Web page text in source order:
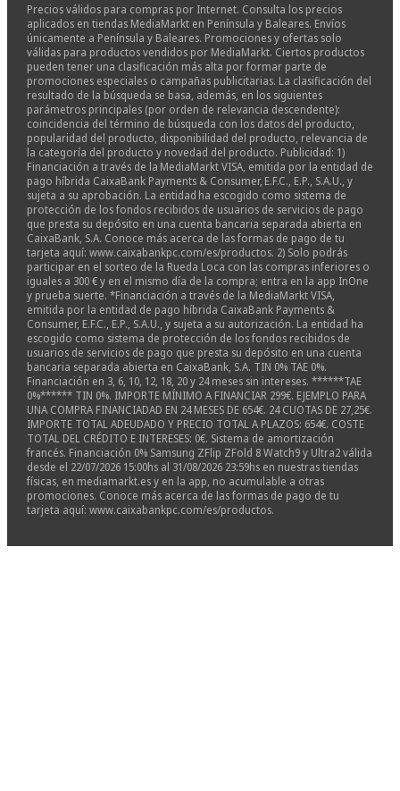
Precios válidos para compras por Internet. Consulta los precios
aplicados en tiendas MediaMarkt en Península y Baleares. Envíos
únicamente a Península y Baleares. Promociones y ofertas solo
válidas para productos vendidos por MediaMarkt. Ciertos productos
pueden tener una clasificación más alta por formar parte de
promociones especiales o campañas publicitarias. La clasificación del
resultado de la búsqueda se basa, además, en los siguientes
parámetros principales (por orden de relevancia descendente):
coincidencia del término de búsqueda con los datos del producto,
popularidad del producto, disponibilidad del producto, relevancia de
la categoría del producto y novedad del producto. Publicidad: 1)
Financiación a través de la MediaMarkt VISA, emitida por la entidad de
pago híbrida CaixaBank Payments & Consumer, E.F.C., E.P., S.A.U., y
sujeta a su aprobación. La entidad ha escogido como sistema de
protección de los fondos recibidos de usuarios de servicios de pago
que presta su depósito en una cuenta bancaria separada abierta en
CaixaBank, S.A. Conoce más acerca de las formas de pago de tu
tarjeta aquí: www.caixabankpc.com/es/productos. 2) Solo podrás
participar en el sorteo de la Rueda Loca con las compras inferiores o
iguales a 300 € y en el mismo día de la compra; entra en la app InOne
y prueba suerte. *Financiación a través de la MediaMarkt VISA,
emitida por la entidad de pago híbrida CaixaBank Payments &
Consumer, E.F.C., E.P., S.A.U., y sujeta a su autorización. La entidad ha
escogido como sistema de protección de los fondos recibidos de
usuarios de servicios de pago que presta su depósito en una cuenta
bancaria separada abierta en CaixaBank, S.A. TIN 0% TAE 0%.
Financiación en 3, 6, 10, 12, 18, 20 y 24 meses sin intereses. ******TAE
0%****** TIN 0%. IMPORTE MÍNIMO A FINANCIAR 299€. EJEMPLO PARA
UNA COMPRA FINANCIADAD EN 24 MESES DE 654€. 24 CUOTAS DE 27,25€.
IMPORTE TOTAL ADEUDADO Y PRECIO TOTAL A PLAZOS: 654€. COSTE
TOTAL DEL CRÉDITO E INTERESES: 0€. Sistema de amortización
francés. Financiación 0% Samsung ZFlip ZFold 8 Watch9 y Ultra2 válida
desde el 22/07/2026 15:00hs al 31/08/2026 23:59hs en nuestras tiendas
físicas, en mediamarkt.es y en la app, no acumulable a otras
promociones. Conoce más acerca de las formas de pago de tu
tarjeta aquí: www.caixabankpc.com/es/productos.